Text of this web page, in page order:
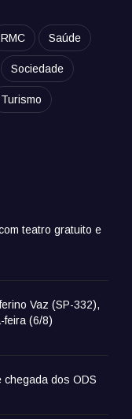
RMC Saúde
Sociedade
Turismo
teatro gratuito e
Vaz (SP-332),
feira (6/8)
dos ODS